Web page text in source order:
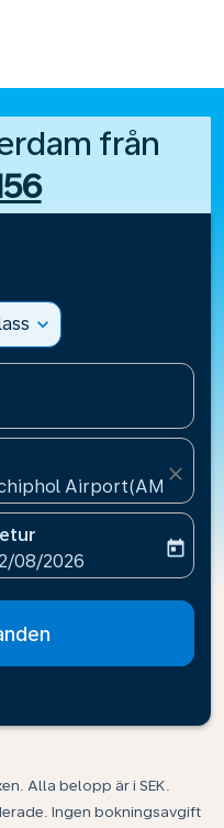
från
expand_more
Airport(AMS),
close
aria-label
booking-return-date-
08/2026
today
Alla belopp är i SEK.
Ingen bokningsavgift